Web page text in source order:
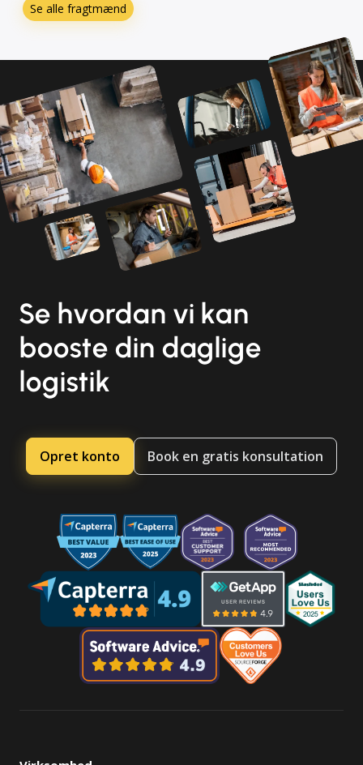
Se alle fragtmænd
Se hvordan vi kan
booste din daglige
logistik
Opret konto Book en gratis konsultation